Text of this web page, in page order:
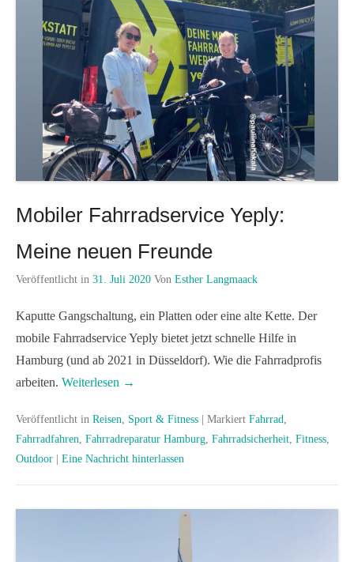
Mobiler Fahrradservice Yeply:
Meine neuen Freunde
Veröffentlicht in 31. Juli 2020 Von Esther Langmaack
Kaputte Gangschaltung, ein Platten oder eine alte Kette. Der
mobile Fahrradservice Yeply bietet jetzt schnelle Hilfe in
Hamburg (und ab 2021 in Düsseldorf). Wie die Fahrradprofis
arbeiten. Weiterlesen →
Veröffentlicht in Reisen, Sport & Fitness Markiert Fahrrad,
Fahrradfahren, Fahrradreparatur Hamburg, Fahrradsicherheit, Fitness,
Outdoor
Eine Nachricht hinterlassen